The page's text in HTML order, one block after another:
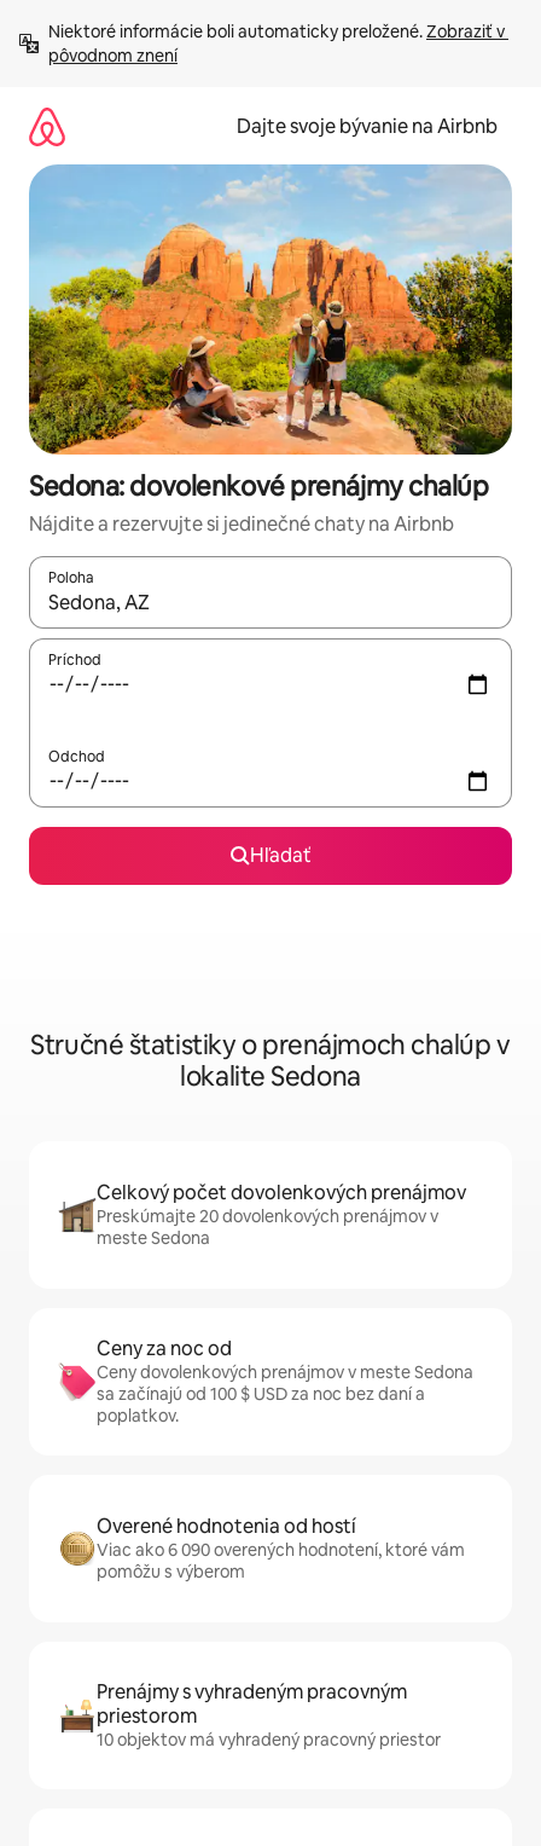
obsah.
Niektoré informácie boli automaticky preložené. Zobraziť v
pôvodnom znení
Dajte svoje bývanie na Airbnb
Sedona: dovolenkové prenájmy chalúp
Nájdite a rezervujte si jedinečné chaty na Airbnb
Poloha
Keď budú výsledky k dispozícii, môžete si ich prechádzať
Príchod
Odchod
Hľadať
Stručné štatistiky o prenájmoch chalúp v
lokalite Sedona
Celkový počet dovolenkových prenájmov
Preskúmajte 20 dovolenkových prenájmov v
meste Sedona
Ceny za noc od
Ceny dovolenkových prenájmov v meste Sedona
sa začínajú od 100 $ USD za noc bez daní a
poplatkov.
Overené hodnotenia od hostí
Viac ako 6 090 overených hodnotení, ktoré vám
pomôžu s výberom
Prenájmy s vyhradeným pracovným
priestorom
10 objektov má vyhradený pracovný priestor